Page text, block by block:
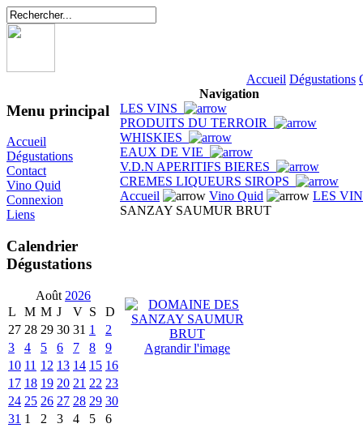
Accueil Dégustations
Menu principal
Accueil
Dégustations
Contact
Vino Quid
Connexion
Liens
Calendrier
Dégustations
Août 2026
L
M M J V S
D
27 28 29 30 31 1
2
3
4 5 6 7 8
9
10 11 12 13 14 15 16
17 18 19 20 21 22 23
24 25 26 27 28 29 30
31 1 2 3 4 5 6
Navigation
LES VINS
PRODUITS DU TERROIR
WHISKIES
EAUX DE VIE
V.D.N APERITIFS BIERES
CREMES LIQUEURS SIROPS
Accueil
Vino Quid
LES
SANZAY SAUMUR BRUT
Agrandir l'image